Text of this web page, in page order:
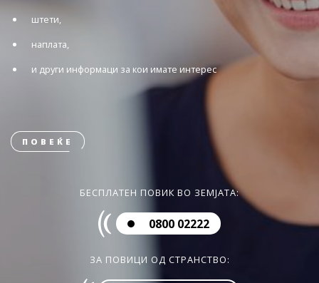
штети,
наплата,
и други информаци за кои имате интерес
ПОВЕЌЕ
БЕСПЛАТЕН ПОВИК ВО ЗЕМЈАТА:
0800 02222
ЗА ПОВИЦИ ОД СТРАНСТВО: